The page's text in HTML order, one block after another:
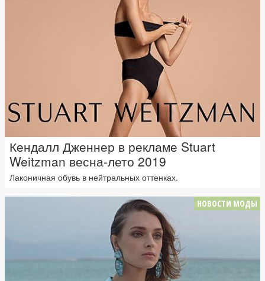
Кендалл Дженнер в рекламе Stuart
Weitzman весна-лето 2019
Лаконичная обувь в нейтральных оттенках.
НОВОСТИ МОДЫ